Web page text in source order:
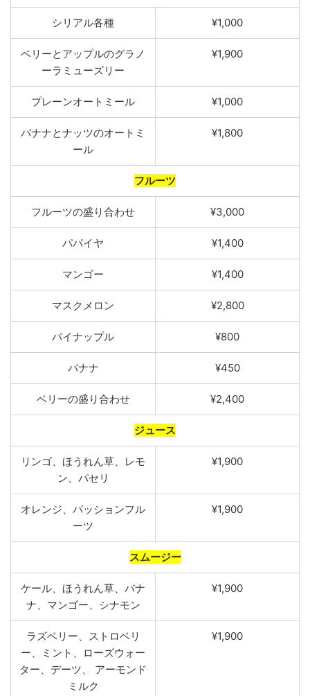
シリアル各種 ¥1,000
ベリーとアップルのグラノ
ーラミューズリー
¥1,900
プレーンオートミール ¥1,000
バナナとナッツのオートミ
ール
¥1,800
フルーツ
フルーツの盛り合わせ ¥3,000
パパイヤ ¥1,400
マンゴー ¥1,400
マスクメロン ¥2,800
パイナップル ¥800
バナナ ¥450
ベリーの盛り合わせ ¥2,400
ジュース
リンゴ ほうれん草
レモ
ン
パセリ
¥1,900
オレンジ
パッションフル
ーツ
¥1,900
スムージー
ケール ほうれん草
バナ
ナ
マンゴー シナモン
¥1,900
ラズベリー
ストロベリ
ー
ミント
ローズウォー
ター
デーツ
アーモンド
ミルク
¥1,900